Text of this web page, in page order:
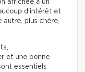
affichée à un
d’intérêt et
autre, plus chère,
et une bonne
essentiels